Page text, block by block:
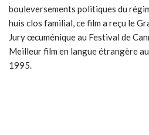
bouleversements politiques du
huis clos familial, ce film a reçu le
Jury œcuménique au Festival de
Meilleur film en langue étrangère
1995.